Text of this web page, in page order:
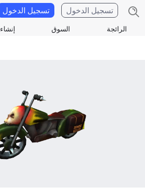
الرائجة السوق إنشاء
تسجيل الدخول تسجيل الدخول